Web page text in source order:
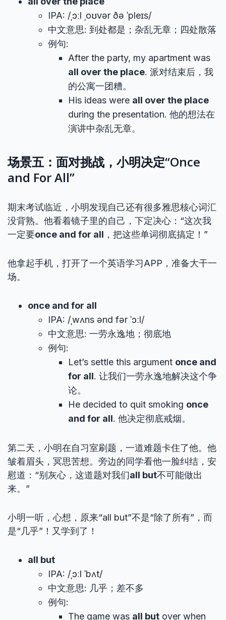
IPA: /ˌɔːl ˌoʊvər ðə ˈpleɪs/
中文意思: 到处都是；杂乱无章；四处散落
例句:
After the party, my apartment was
all over the place. 派对结束后，我
的公寓一团糟。
His ideas were all over the place
during the presentation. 他的想法在
演讲中杂乱无章。
场景五：面对挑战，小明决定“Once
and For All”
期末考试临近，小明发现自己还有很多雅思核心词汇
没背熟。他看着镜子里的自己，下定决心：“这次我
一定要once and for all ，把这些单词彻底搞定！”
他拿起手机，打开了一个英语学习APP，准备大干一
场。
once and for all
IPA: /ˌwʌns ənd fər ˈɔːl/
中文意思: 一劳永逸地；彻底地
例句:
Let’s settle this argument once and
for all. 让我们一劳永逸地解决这个争
论。
He decided to quit smoking once
and for all. 他决定彻底戒烟。
第二天，小明在自习室刷题，一道难题卡住了他。他
皱着眉头，冥思苦想。旁边的同学看他一脸纠结，安
慰道：“别灰心，这道题对我们all but不可能做出
来。”
小明一听，心想，原来“all but”不是“除了所有”，而
是“几乎”！又学到了！
all but
IPA: /ˌɔːl ˈbʌt/
中文意思: 几乎；差不多
例句:
The game was all but over when